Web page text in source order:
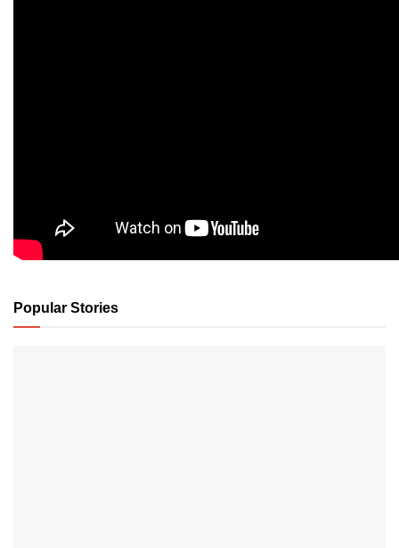
Popular Stories